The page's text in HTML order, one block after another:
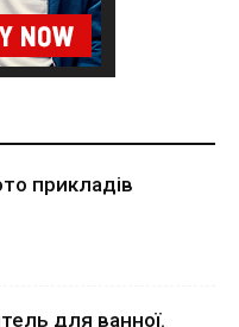
прикладів
для ванної.